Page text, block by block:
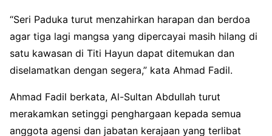
“Seri Paduka turut menzahirkan harapan dan berdoa
agar tiga lagi mangsa yang dipercayai masih hilang di
satu kawasan di Titi Hayun dapat ditemukan dan
diselamatkan dengan segera,” kata Ahmad Fadil.
Ahmad Fadil berkata, Al-Sultan Abdullah turut
merakamkan setinggi penghargaan kepada semua
anggota agensi dan jabatan kerajaan yang terlibat